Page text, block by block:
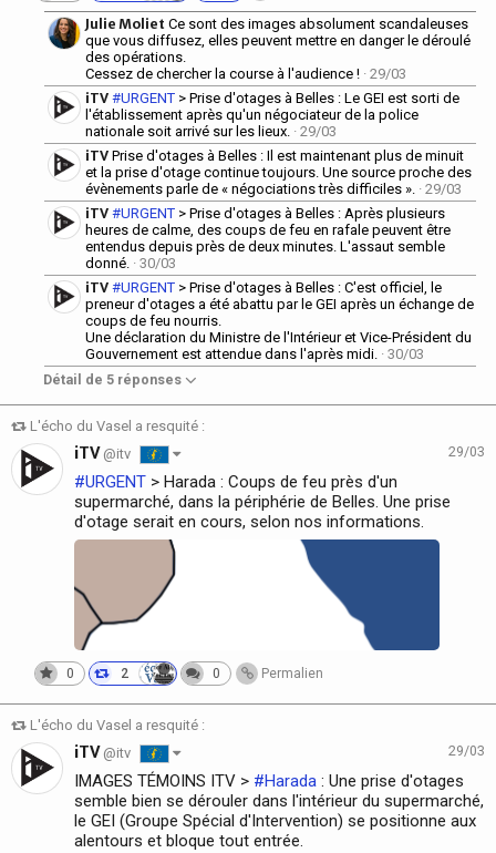
Julie Moliet Ce sont des images absolument scandaleuses
que vous diffusez, elles peuvent mettre en danger le déroulé
des opérations.
Cessez de chercher la course à l'audience ! · 29/03
iTV #URGENT > Prise d'otages à Belles : Le GEI est sorti de
l'établissement après qu'un négociateur de la police
nationale soit arrivé sur les lieux. · 29/03
iTV Prise d'otages à Belles : Il est maintenant plus de minuit
et la prise d'otage continue toujours. Une source proche des
évènements parle de « négociations très difficiles ». · 29/03
iTV #URGENT > Prise d'otages à Belles : Après plusieurs
heures de calme, des coups de feu en rafale peuvent être
entendus depuis près de deux minutes. L'assaut semble
donné. · 30/03
iTV #URGENT > Prise d'otages à Belles : C'est officiel, le
preneur d'otages a été abattu par le GEI après un échange de
coups de feu nourris.
Une déclaration du Ministre de l'Intérieur et Vice-Président du
Gouvernement est attendue dans l'après midi. · 30/03
Détail de 5 réponses
L'écho du Vasel a resquité :
29/03
iTV @itv
#URGENT > Harada : Coups de feu près d'un
supermarché, dans la périphérie de Belles. Une prise
d'otage serait en cours, selon nos informations.
0 2 0 Permalien
L'écho du Vasel a resquité :
29/03
iTV @itv
IMAGES TÉMOINS ITV > #Harada : Une prise d'otages
semble bien se dérouler dans l'intérieur du supermarché,
le GEI (Groupe Spécial d'Intervention) se positionne aux
alentours et bloque tout entrée.